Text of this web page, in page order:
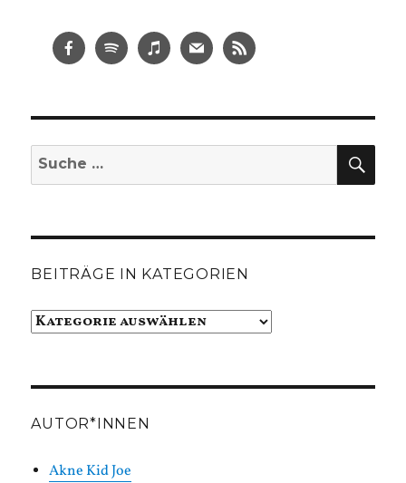
Suche
nach:
BEITRÄGE IN KATEGORIEN
Beiträge
AUTOR*INNEN
Akne Kid Joe